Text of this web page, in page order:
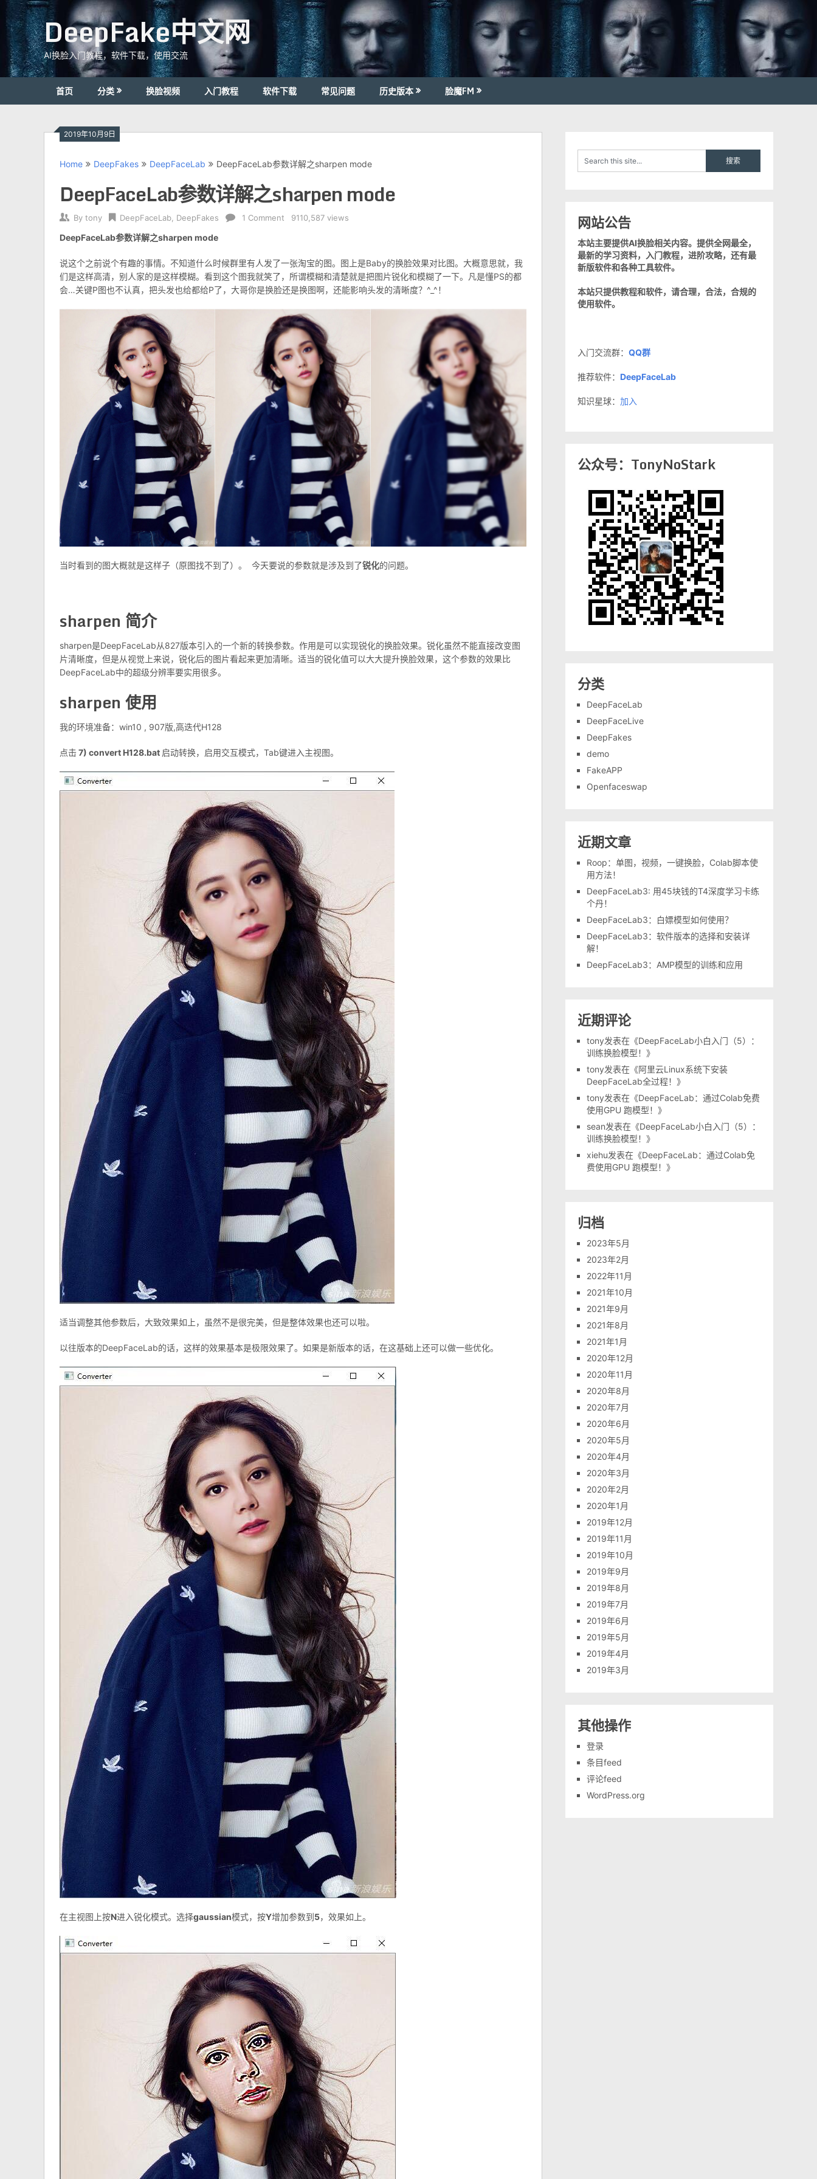
Skip
to
content
DeepFake中文网
AI换脸入门教程，软件下载，使用交流
首页 分类 换脸视频 入门教程 软件下载 常见问题 历史版本 脸魔FM
2019年10月9日
Home DeepFakes DeepFaceLab DeepFaceLab参数详解之sharpen mode
DeepFaceLab参数详解之sharpen mode
By tony DeepFaceLab DeepFakes 1 Comment 9110,587 views
DeepFaceLab参数详解之sharpen mode
说这个之前说个有趣的事情。不知道什么时候群里有人发了一张淘宝的图。图上是Baby的换脸效果对比图。大概意思就，我
们是这样高清，别人家的是这样模糊。看到这个图我就笑了，所谓模糊和清楚就是把图片锐化和模糊了一下。凡是懂PS的都
会…关键P图也不认真，把头发也给都给P了，大哥你是换脸还是换图啊，还能影响头发的清晰度？^_^！
当时看到的图大概就是这样子（原图找不到了）。 今天要说的参数就是涉及到了锐化的问题。
sharpen 简介
sharpen是DeepFaceLab从827版本引入的一个新的转换参数。作用是可以实现锐化的换脸效果。锐化虽然不能直接改变图
片清晰度，但是从视觉上来说，锐化后的图片看起来更加清晰。适当的锐化值可以大大提升换脸效果，这个参数的效果比
DeepFaceLab中的超级分辨率要实用很多。
sharpen 使用
我的环境准备：win10 , 907版,高迭代H128
点击 7) convert H128.bat 启动转换，启用交互模式，Tab键进入主视图。
适当调整其他参数后，大致效果如上，虽然不是很完美，但是整体效果也还可以啦。
以往版本的DeepFaceLab的话，这样的效果基本是极限效果了。如果是新版本的话，在这基础上还可以做一些优化。
在主视图上按N进入锐化模式。选择gaussian模式，按Y增加参数到5，效果如上。
网站公告
本站主要提供AI换脸相关内容。提供全网最全，
最新的学习资料，入门教程，进阶攻略，还有最
新版软件和各种工具软件。
本站只提供教程和软件，请合理，合法，合规的
使用软件。
入门交流群： QQ群
推荐软件： DeepFaceLab
知识星球： 加入
公众号：TonyNoStark
分类
DeepFaceLab
DeepFaceLive
DeepFakes
demo
FakeAPP
Openfaceswap
近期文章
Roop：单图，视频，一键换脸，Colab脚本使
用方法！
DeepFaceLab3: 用45块钱的T4深度学习卡练
个丹！
DeepFaceLab3：白嫖模型如何使用？
DeepFaceLab3：软件版本的选择和安装详
解！
DeepFaceLab3：AMP模型的训练和应用
近期评论
tony发表在《DeepFaceLab小白入门（5）：
训练换脸模型！ 》
tony发表在《阿里云Linux系统下安装
DeepFaceLab全过程！ 》
tony发表在《DeepFaceLab：通过Colab免费
使用GPU 跑模型！ 》
sean发表在《DeepFaceLab小白入门（5）：
训练换脸模型！ 》
xiehu发表在《DeepFaceLab：通过Colab免
费使用GPU 跑模型！ 》
归档
2023年5月
2023年2月
2022年11月
2021年10月
2021年9月
2021年8月
2021年1月
2020年12月
2020年11月
2020年8月
2020年7月
2020年6月
2020年5月
2020年4月
2020年3月
2020年2月
2020年1月
2019年12月
2019年11月
2019年10月
2019年9月
2019年8月
2019年7月
2019年6月
2019年5月
2019年4月
2019年3月
其他操作
登录
条目feed
评论feed
WordPress.org